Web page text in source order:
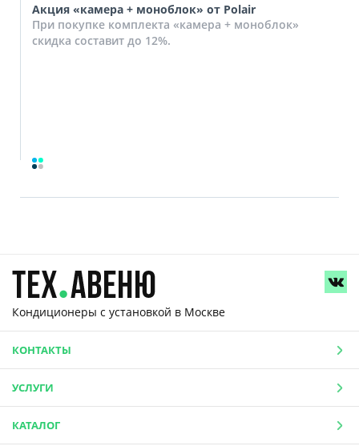
Акция «камера + моноблок» от Polair
При покупке комплекта «камера + моноблок»
скидка составит до 12%.
Кондиционеры с установкой в Москве
КОНТАКТЫ
УСЛУГИ
КАТАЛОГ